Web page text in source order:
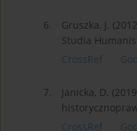
6.
Gruszka, J.
Studia
CrossRef
7.
Janicka, D.
CrossRef